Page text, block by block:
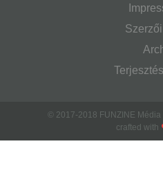
© 2017-2018 FUNZINE
crafted with